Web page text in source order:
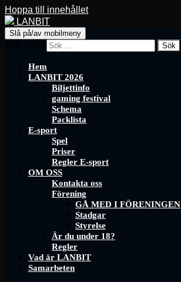
Hoppa till innehållet
LANBIT
Slå på/av mobilmeny
Hem
LANBIT 2026
Biljettinfo
gaming festival
Schema
Packlista
E-sport
Spel
Priser
Regler E-sport
OM OSS
Kontakta oss
Förening
GÅ MED I FÖRENINGEN
Stadgar
Styrelse
Är du under 18?
Regler
Vad är LANBIT
Samarbeten